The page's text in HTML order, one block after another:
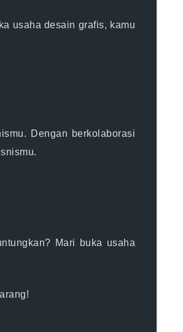
usaha desain grafis, kamu
Dengan berkolaborasi
Mari buka usaha